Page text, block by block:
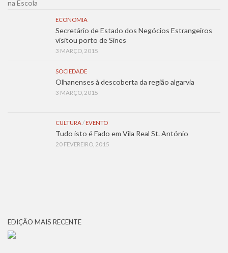
ECONOMIA
Secretário de Estado dos Negócios Estrangeiros
visitou porto de Sines
3 MARÇO, 2015
SOCIEDADE
Olhanenses à descoberta da região algarvia
3 MARÇO, 2015
CULTURA/ EVENTO
Tudo isto é Fado em Vila Real St. António
20 FEVEREIRO, 2015
EDIÇÃO MAIS RECENTE